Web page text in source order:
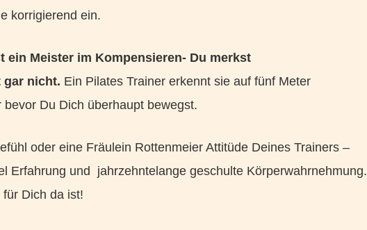
korrigierend ein.
ein Meister im Kompensieren- Du merkst
gar nicht. Ein Pilates Trainer erkennt sie auf fünf Meter
Du Dich überhaupt bewegst.
oder eine Fräulein Rottenmeier Attitüde Deines Trainers –
Erfahrung und jahrzehntelange geschulte Körperwahrnehmung.
Dich da ist!